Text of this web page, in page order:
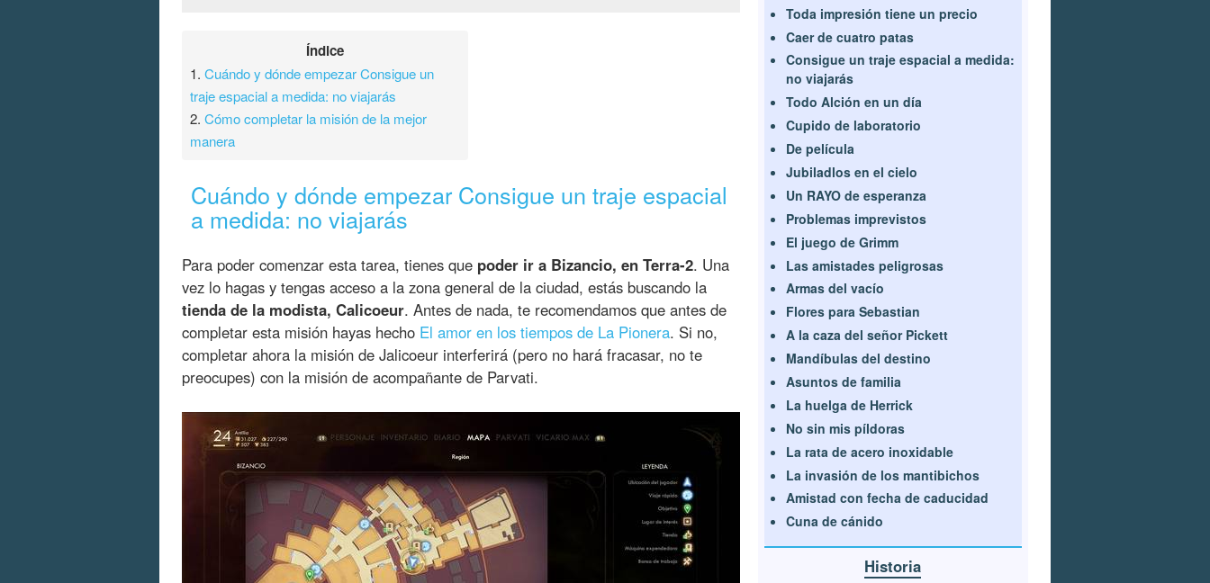
Índice
1.Cuándo y dónde empezar Consigue un
traje espacial a medida: no viajarás
2.Cómo completar la misión de la mejor
manera
Cuándo y dónde empezar Consigue un traje espacial
a medida: no viajarás
Para poder comenzar esta tarea, tienes que poder ir a Bizancio, en Terra-2. Una
vez lo hagas y tengas acceso a la zona general de la ciudad, estás buscando la
tienda de la modista, Calicoeur. Antes de nada, te recomendamos que antes de
completar esta misión hayas hecho El amor en los tiempos de La Pionera. Si no,
completar ahora la misión de Jalicoeur interferirá (pero no hará fracasar, no te
preocupes) con la misión de acompañante de Parvati.
Toda impresión tiene un precio
Caer de cuatro patas
Consigue un traje espacial a medida:
no viajarás
Todo Alción en un día
Cupido de laboratorio
De película
Jubiladlos en el cielo
Un RAYO de esperanza
Problemas imprevistos
El juego de Grimm
Las amistades peligrosas
Armas del vacío
Flores para Sebastian
A la caza del señor Pickett
Mandíbulas del destino
Asuntos de familia
La huelga de Herrick
No sin mis píldoras
La rata de acero inoxidable
La invasión de los mantibichos
Amistad con fecha de caducidad
Cuna de cánido
Historia